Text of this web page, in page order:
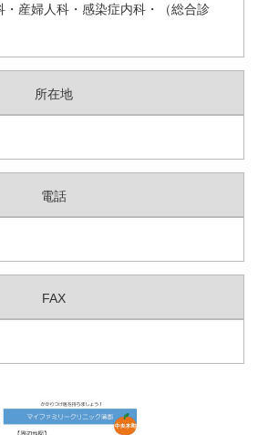
・産婦人科・感染症内科・（総合診
所在地
電話
FAX